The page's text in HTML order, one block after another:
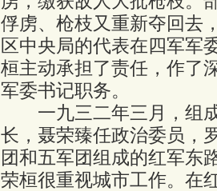
俘虏、枪枝又重新夺回去
区中央局的代表在四军军
桓主动承担了责任，作了
军委书记职务。
一九三二年三月，组成
长，聂荣臻任政治委员，
团和五军团组成的红军东
荣桓很重视城市工作。在